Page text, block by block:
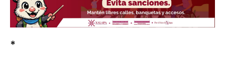
*